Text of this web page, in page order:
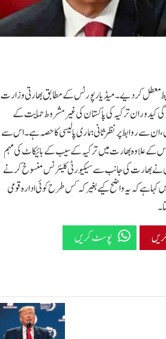
معطل کر دیے۔ میڈیارپورٹس کے مطابق بھارتی وزارت
کیدوران ترکیہ کی پاکستان کی غیرمشروط حمایت کے
ان سے روابط پر نظرثانی ہماری پالیسی کا حصہ ہے۔اس سے
کے علاوہ بھارت میں ترکیہ کے سیب کے بائیکاٹ کی مہم
نے بھارت کی جانب سے سیکیورٹی کلیئرنس منسوخ کرنے
ہے کہ یہ واضح کیے بغیر کہ کس طرح کوئی ادارہ قومی
پوسٹ کریں